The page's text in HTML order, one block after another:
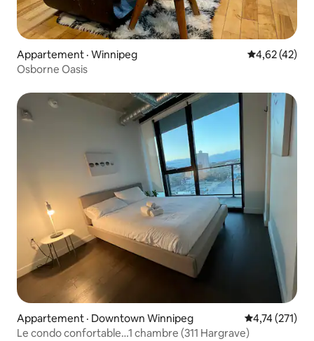
Appartement · Winnipeg Note
4,62 (42)
Osborne Oasis
Appartement · Downtown Winnipeg Note
4,74 (271)
Le condo confortable…1 chambre (311 Hargrave)